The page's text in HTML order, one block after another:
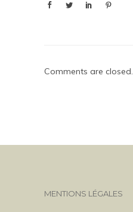
Comments are closed.
MENTIONS LÉGALES